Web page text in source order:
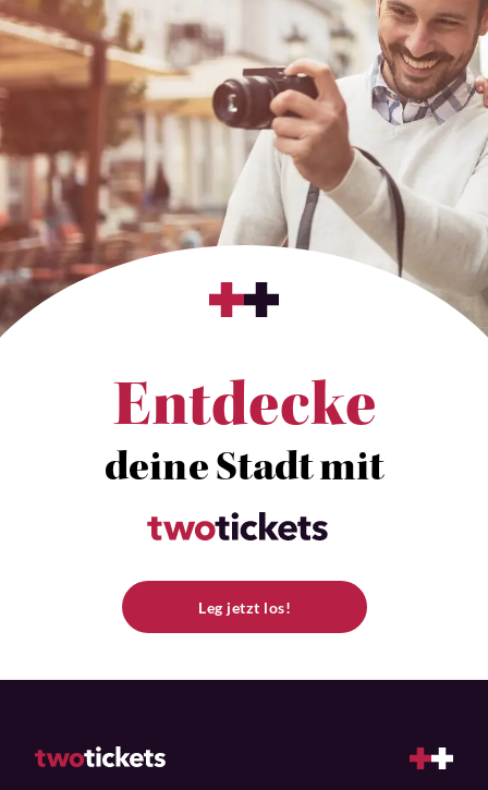
Entdecke
deine Stadt mit
Leg jetzt los!